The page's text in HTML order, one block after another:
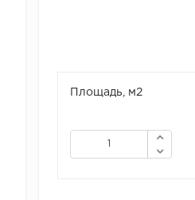
Площадь, м2